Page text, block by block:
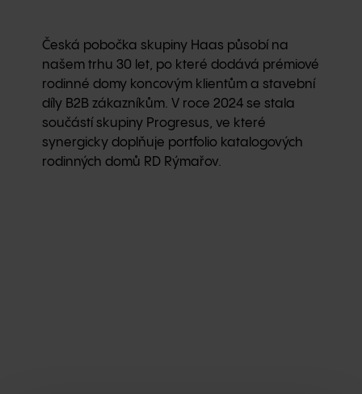
Česká pobočka skupiny Haas působí na
našem trhu 30 let, po které dodává prémiové
rodinné domy koncovým klientům a stavební
díly B2B zákazníkům. V roce 2024 se stala
součástí skupiny Progresus, ve které
synergicky doplňuje portfolio katalogových
rodinných domů RD Rýmařov.